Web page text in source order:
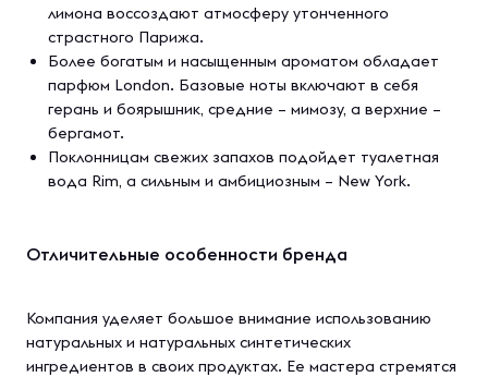
лимона воссоздают атмосферу утонченного
страстного Парижа.
Более богатым и насыщенным ароматом обладает
парфюм London. Базовые ноты включают в себя
герань и боярышник, средние – мимозу, а верхние –
бергамот.
Поклонницам свежих запахов подойдет туалетная
вода Rim, а сильным и амбициозным – New York.
Отличительные особенности бренда
Компания уделяет большое внимание использованию
натуральных и натуральных синтетических
ингредиентов в своих продуктах. Ее мастера стремятся